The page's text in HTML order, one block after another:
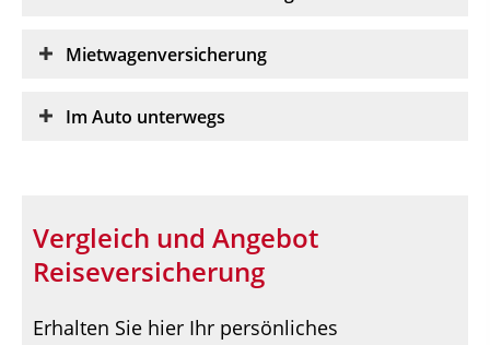
Mietwagenversicherung
Im Auto unterwegs
Vergleich und Angebot
Reiseversicherung
Erhalten Sie hier Ihr persönliches